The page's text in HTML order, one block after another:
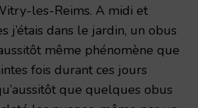
les-Reims. A midi et
j’étais dans le jardin, un obus
même phénomène que
fois durant ces jours
que quelques obus